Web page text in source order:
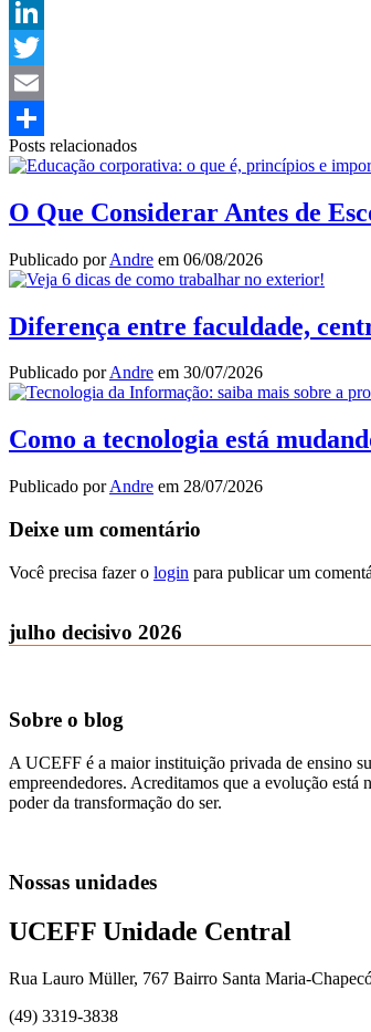
WhatsApp
LinkedIn
Twitter
Email
Share
Posts relacionados
O Que Considerar Antes de
Publicado porAndre em 06/08/2026
Diferença entre faculdade,
Publicado porAndre em 30/07/2026
Como a tecnologia está
Publicado porAndre em 28/07/2026
Deixe um comentário
Você precisa fazer o login para publicar um
julho decisivo 2026
Sobre o blog
A UCEFF é a maior instituição privada de ensino
empreendedores. Acreditamos que a evolução está
poder da transformação do ser.
Nossas unidades
UCEFF Unidade Central
Rua Lauro Müller, 767 Bairro Santa Maria-
(49) 3319-3838